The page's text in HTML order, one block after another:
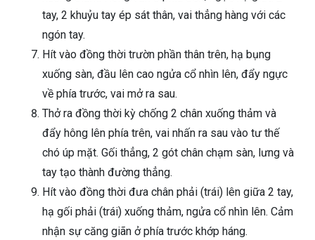
tay, 2 khuỷu tay ép sát thân, vai thẳng hàng với các
ngón tay.
Hít vào đồng thời trườn phần thân trên, hạ bụng
xuống sàn, đầu lên cao ngửa cổ nhìn lên, đẩy ngực
về phía trước, vai mở ra sau.
Thở ra đồng thời kỳ chống 2 chân xuống thảm và
đẩy hông lên phía trên, vai nhấn ra sau vào tư thế
chó úp mặt. Gối thẳng, 2 gót chân chạm sàn, lưng và
tay tạo thành đường thẳng.
Hít vào đồng thời đưa chân phải (trái) lên giữa 2 tay,
hạ gối phải (trái) xuống thảm, ngửa cổ nhìn lên. Cảm
nhận sự căng giãn ở phía trước khớp háng.